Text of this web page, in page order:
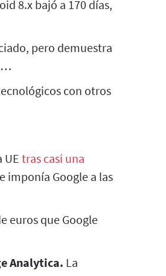
8.x bajó a 170 días,
pero demuestra
con otros
UE tras casi una
imponía Google a las
euros que Google
Analytica. La